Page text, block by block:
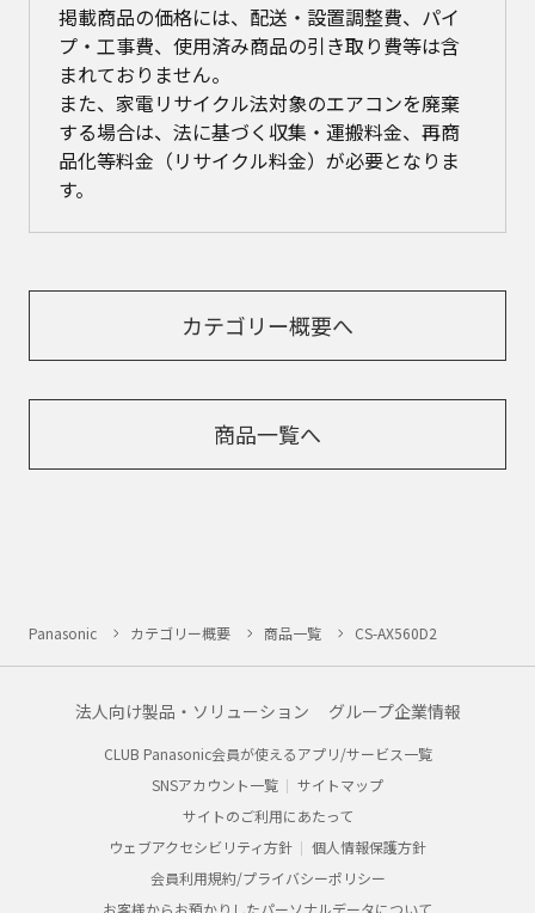
掲載商品の価格には、配送・設置調整費、パイ
プ・工事費、使用済み商品の引き取り費等は含
まれておりません。
また、家電リサイクル法対象のエアコンを廃棄
する場合は、法に基づく収集・運搬料金、再商
品化等料金（リサイクル料金）が必要となりま
す。
カテゴリー概要へ
商品一覧へ
Panasonic カテゴリー概要 商品一覧 CS-AX560D2
法人向け製品・ソリューション グループ企業情報
CLUB Panasonic会員が使えるアプリ/サービス一覧
SNSアカウント一覧
サイトマップ
サイトのご利用にあたって
ウェブアクセシビリティ方針
個人情報保護方針
会員利用規約/プライバシーポリシー
お客様からお預かりしたパーソナルデータについて